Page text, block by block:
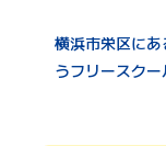
横浜市栄区に
うフリースクー